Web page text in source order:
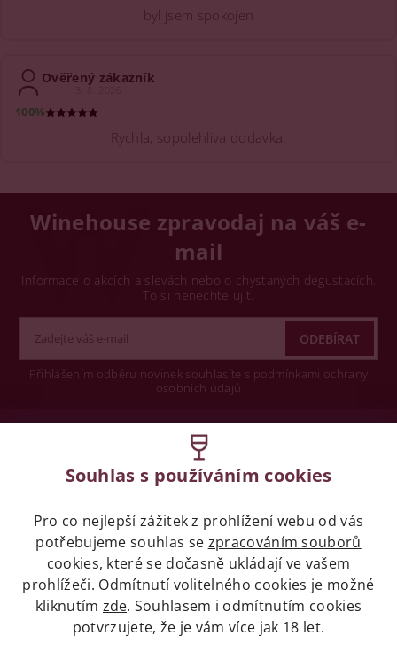
byl jsem spokojen
Ověřený zákazník
3. 8. 2026
100%
Rychla, sopolehliva dodavka.
Winehouse zpravodaj na váš e-
mail
Informace o akcích a slevách nebo o chystaných degustacích.
To si nenechte ujít.
Přihlášením odběru novinek souhlasíte s podmínkami ochrany
osobních údajů
Legislativa
Zákaz prodeje alkoholických nápojů osobám
mladších 18 let.
Naše služby
Souhlas s používáním cookies
Pro co nejlepší zážitek z prohlížení webu od vás
potřebujeme souhlas se zpracováním souborů
cookies, které se dočasně ukládají ve vašem
prohlížeči. Odmítnutí volitelného cookies je možné
kliknutím zde. Souhlasem i odmítnutím cookies
potvrzujete, že je vám více jak 18 let.